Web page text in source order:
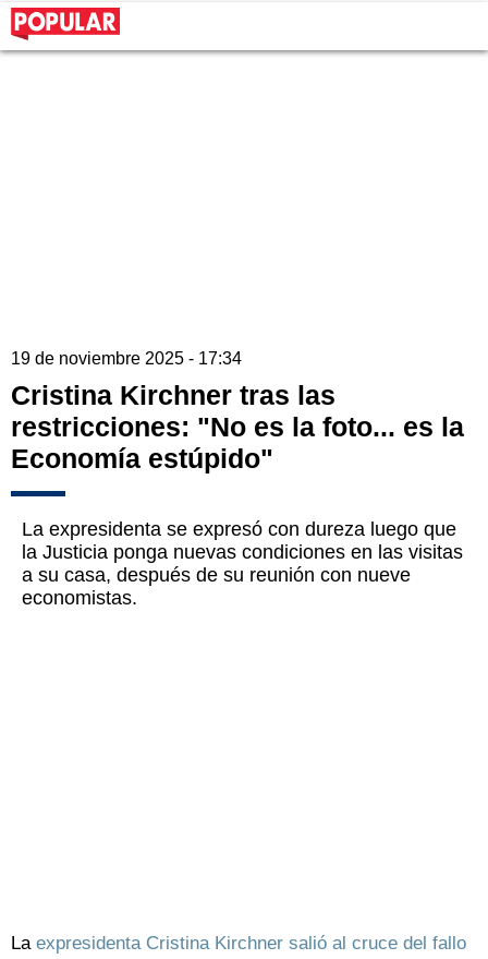
19 de noviembre 2025 - 17:34
Cristina Kirchner tras las
restricciones: "No es la foto... es la
Economía estúpido"
La expresidenta se expresó con dureza luego que
la Justicia ponga nuevas condiciones en las visitas
a su casa, después de su reunión con nueve
economistas.
Laexpresidenta Cristina Kirchner salió al cruce del fallo